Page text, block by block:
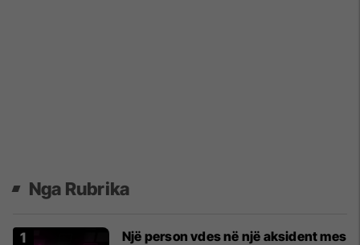
Nga Rubrika
Një person vdes në një aksident mes